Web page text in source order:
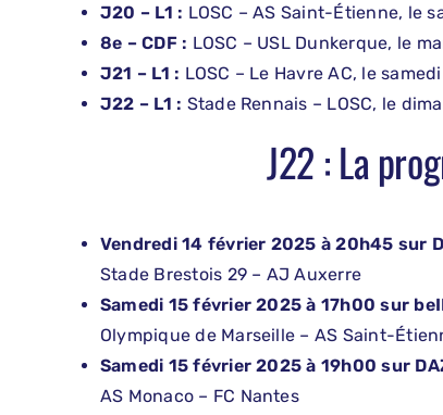
J20 – L1 : LOSC – AS Saint-Étienne, le
8e – CDF : LOSC – USL Dunkerque, le
J21 – L1 : LOSC – Le Havre AC, le
J22 – L1 : Stade Rennais – LOSC, le
J22 : La
Vendredi 14 février 2025 à 20h45 sur
Stade Brestois 29 – AJ Auxerre
Samedi 15 février 2025 à 17h00 sur
Olympique de Marseille – AS Saint-
Samedi 15 février 2025 à 19h00 sur
AS Monaco – FC Nantes